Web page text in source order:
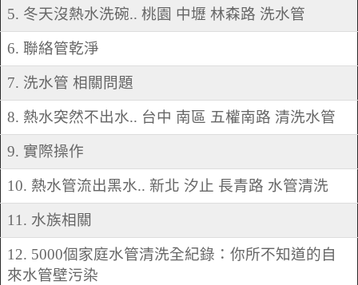
5. 冬天沒熱水洗碗.. 桃園 中壢 林森路 洗水管
6. 聯絡管乾淨
7. 洗水管 相關問題
8. 熱水突然不出水.. 台中 南區 五權南路 清洗水管
9. 實際操作
10. 熱水管流出黑水.. 新北 汐止 長青路 水管清洗
11. 水族相關
12. 5000個家庭水管清洗全紀錄：你所不知道的自
來水管壁污染